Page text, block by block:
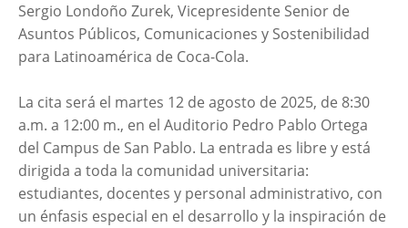
Sergio Londoño Zurek, Vicepresidente Senior de
Asuntos Públicos, Comunicaciones y Sostenibilidad
para Latinoamérica de Coca-Cola.
La cita será el martes 12 de agosto de 2025, de 8:30
a.m. a 12:00 m., en el Auditorio Pedro Pablo Ortega
del Campus de San Pablo. La entrada es libre y está
dirigida a toda la comunidad universitaria:
estudiantes, docentes y personal administrativo, con
un énfasis especial en el desarrollo y la inspiración de